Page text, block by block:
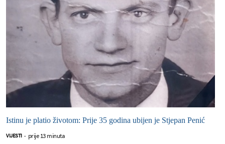
Istinu je platio životom: Prije 35 godina ubijen je Stjepan Penić
VIJESTI - prije 13 minuta